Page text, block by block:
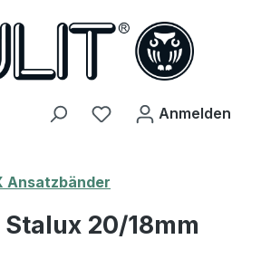
Du hast 0 Produkte
Anmelden
Ansatzbänder
20/18mm